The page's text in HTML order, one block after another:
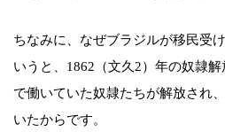
ちなみに、なぜブラジルが移民受
いうと、1862（文久2）年の奴隷
で働いていた奴隷たちが解放され
いたからです。